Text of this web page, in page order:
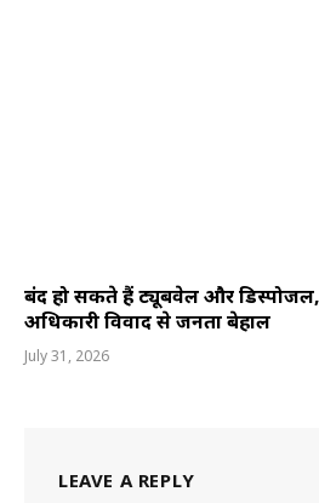
बंद हो सकते हैं ट्यूबवेल और डिस्पोजल,
अधिकारी विवाद से जनता बेहाल
July 31, 2026
LEAVE A REPLY